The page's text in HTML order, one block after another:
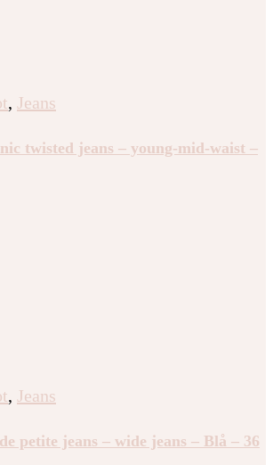
, Jeans
twisted jeans – young-mid-waist –
, Jeans
petite jeans – wide jeans – Blå – 36